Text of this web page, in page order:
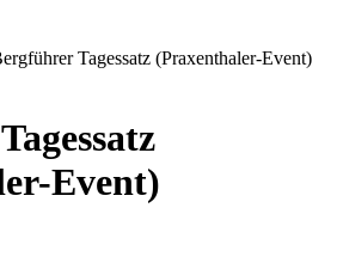
Tagessatz (Praxenthaler-Event)
Event)